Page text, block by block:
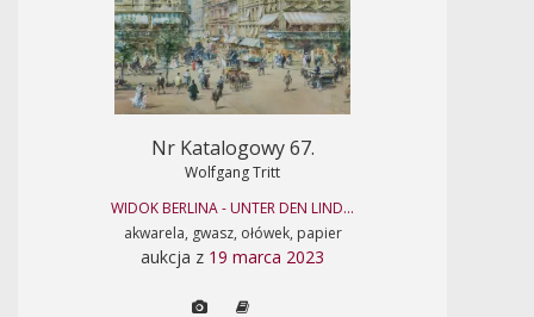
Nr Katalogowy 67.
Wolfgang Tritt
WIDOK BERLINA - UNTER DEN LIND...
akwarela, gwasz, ołówek, papier
aukcja z 19 marca 2023